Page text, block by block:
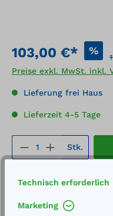
103,00 €* %
Preise exkl. MwSt. inkl.
Lieferung frei Haus
Lieferzeit 4-5 Tage
ProduktStk.
Merken
Artikel-Nummer:
Technisch erforderlich
Marketing